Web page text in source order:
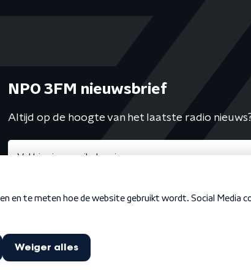
NPO 3FM nieuwsbrief
Altijd op de hoogte van het laatste radio